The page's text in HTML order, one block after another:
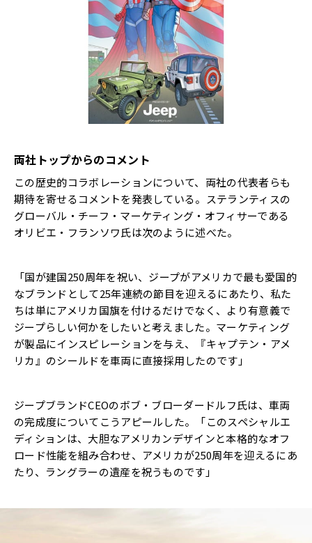
両社トップからのコメント
この歴史的コラボレーションについて、両社の代表者らも
期待を寄せるコメントを発表している。ステランティスの
グローバル・チーフ・マーケティング・オフィサーである
オリビエ・フランソワ氏は次のように述べた。
「国が建国250周年を祝い、ジープがアメリカで最も愛国的
なブランドとして25年連続の節目を迎えるにあたり、私た
ちは単にアメリカ国旗を付けるだけでなく、より有意義で
ジープらしい何かをしたいと考えました。マーケティング
が製品にインスピレーションを与え、『キャプテン・アメ
リカ』のシールドを車両に直接採用したのです」
ジープブランドCEOのボブ・ブローダードルフ氏は、車両
の完成度についてこうアピールした。「このスペシャルエ
ディションは、大胆なアメリカンデザインと本格的なオフ
ロード性能を組み合わせ、アメリカが250周年を迎えるにあ
たり、ラングラーの遺産を祝うものです」